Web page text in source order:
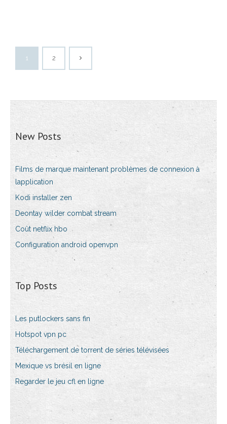
1 2
New Posts
Films de marque maintenant problèmes de connexion à
lapplication
Kodi installer zen
Deontay wilder combat stream
Coût netflix hbo
Configuration android openvpn
Top Posts
Les putlockers sans fin
Hotspot vpn pc
Téléchargement de torrent de séries télévisées
Mexique vs brésil en ligne
Regarder le jeu cfl en ligne